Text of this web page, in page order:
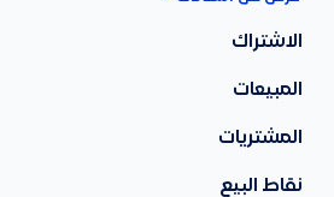
الاشتراك
المبيعات
المشتريات
نقاط البيع